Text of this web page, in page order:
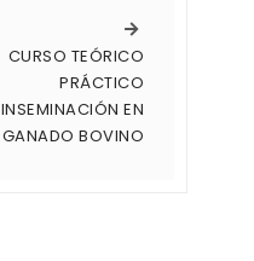
CURSO TEÓRICO
PRÁCTICO
INSEMINACIÓN EN
GANADO BOVINO